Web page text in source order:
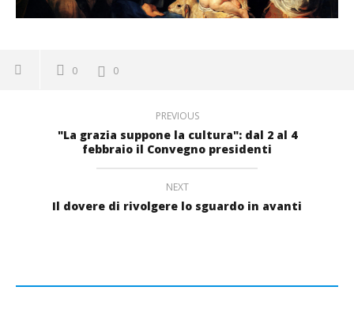
0 0
PREVIOUS
"La grazia suppone la cultura": dal 2 al 4
febbraio il Convegno presidenti
NEXT
Il dovere di rivolgere lo sguardo in avanti